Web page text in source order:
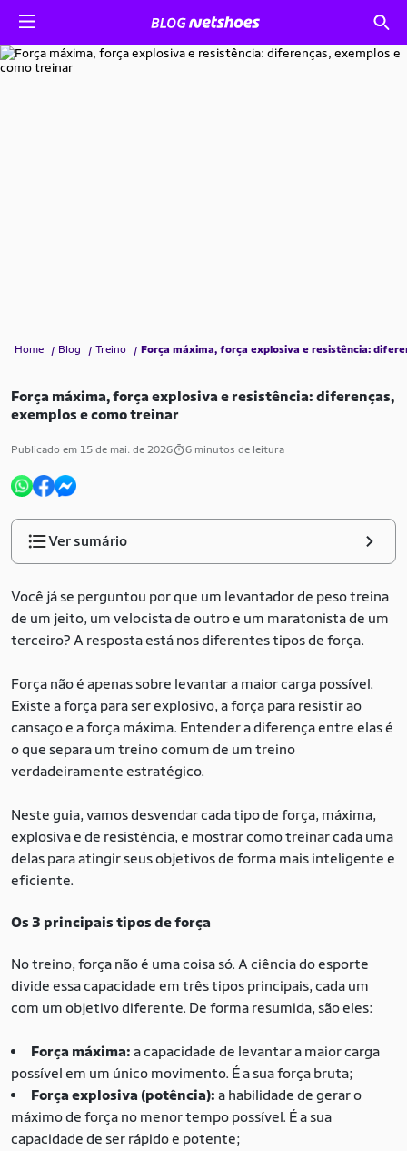
Força máxima, força explosiva e resistência: diferenças,
exemplos e como treinar
Publicado em 15 de mai. de 2026 6 minutos de leitura
Ver sumário
Você já se perguntou por que um levantador de peso treina
de um jeito, um velocista de outro e um maratonista de um
terceiro? A resposta está nos diferentes tipos de força.
Força não é apenas sobre levantar a maior carga possível.
Existe a força para ser explosivo, a força para resistir ao
cansaço e a força máxima. Entender a diferença entre elas é
o que separa um treino comum de um treino
verdadeiramente estratégico.
Neste guia, vamos desvendar cada tipo de força, máxima,
explosiva e de resistência, e mostrar como treinar cada uma
delas para atingir seus objetivos de forma mais inteligente e
eficiente.
Os 3 principais tipos de força
No treino, força não é uma coisa só. A ciência do esporte
divide essa capacidade em três tipos principais, cada um
com um objetivo diferente. De forma resumida, são eles:
Força máxima: a capacidade de levantar a maior carga
possível em um único movimento. É a sua força bruta;
Força explosiva (potência): a habilidade de gerar o
máximo de força no menor tempo possível. É a sua
capacidade de ser rápido e potente;
Home Blog Treino Força máxima, força explosiva e resistência: